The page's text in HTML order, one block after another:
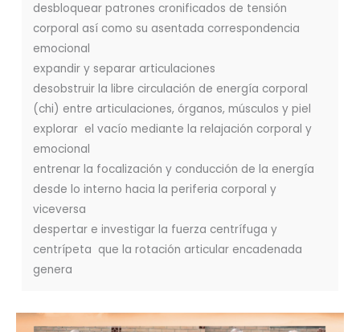
desbloquear patrones cronificados de tensión
corporal así como su asentada correspondencia
emocional
expandir y separar articulaciones
desobstruir la libre circulación de energía corporal
(chi) entre articulaciones, órganos, músculos y piel
explorar el vacío mediante la relajación corporal y
emocional
entrenar la focalización y conducción de la energía
desde lo interno hacia la periferia corporal y
viceversa
despertar e investigar la fuerza centrífuga y
centrípeta que la rotación articular encadenada
genera